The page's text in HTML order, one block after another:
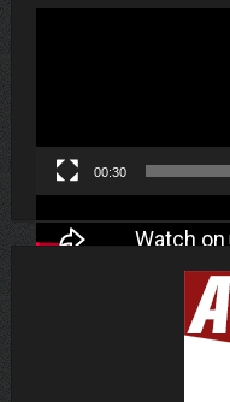
00:30